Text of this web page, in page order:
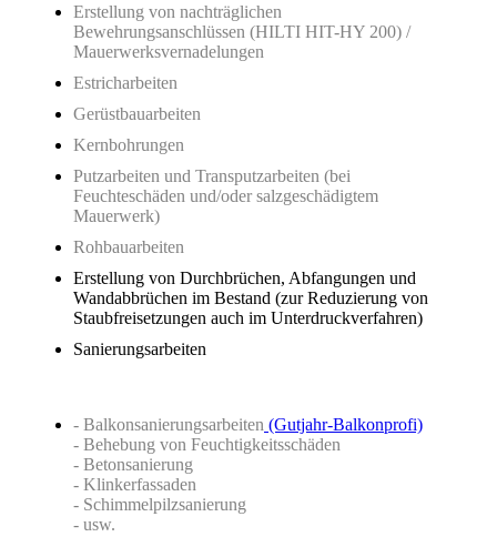
Erstellung von nachträglichen
Bewehrungsanschlüssen (HILTI HIT-HY 200) /
Mauerwerksvernadelungen
Estricharbeiten
Gerüstbauarbeiten
Kernbohrungen
Putzarbeiten und Transputzarbeiten (bei
Feuchteschäden und/oder salzgeschädigtem
Mauerwerk)
Rohbauarbeiten
Erstellung von Durchbrüchen, Abfangungen und
Wandabbrüchen im Bestand (zur Reduzierung von
Staubfreisetzungen auch im Unterdruckverfahren)
Sanierungsarbeiten
- Balkonsanierungsarbeiten (Gutjahr-Balkonprofi)
- Behebung von Feuchtigkeitsschäden
- Betonsanierung
- Klinkerfassaden
- Schimmelpilzsanierung
- usw.